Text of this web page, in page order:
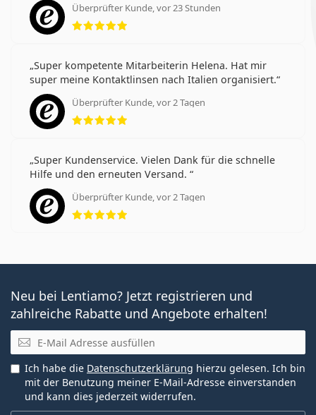
Überprüfter Kunde, vor 23 Stunden
Bewertung 5 aus 5
Super kompetente Mitarbeiterin Helena. Hat mir
super meine Kontaktlinsen nach Italien organisiert.
Überprüfter Kunde, vor 2 Tagen
Bewertung 5 aus 5
Super Kundenservice. Vielen Dank für die schnelle
Hilfe und den erneuten Versand.
Überprüfter Kunde, vor 2 Tagen
Bewertung 5 aus 5
Neu bei Lentiamo? Jetzt registrieren und
zahlreiche Rabatte und Angebote erhalten!
E-Mail
Ich habe die Datenschutzerklärung hierzu gelesen. Ich bin
mit der Benutzung meiner E-Mail-Adresse einverstanden
und kann dies jederzeit widerrufen.